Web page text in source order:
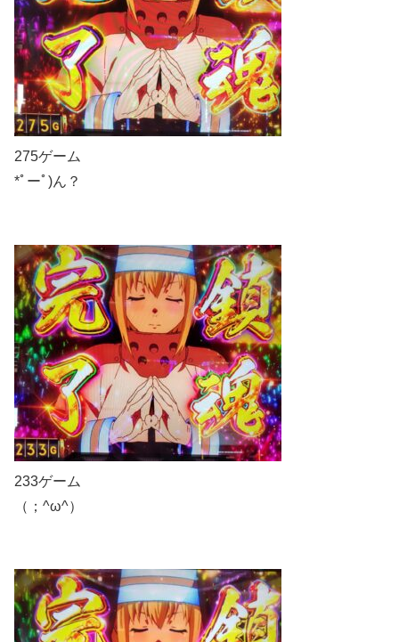
275ゲーム
*ﾟーﾟ)ん？
233ゲーム
（；^ω^）